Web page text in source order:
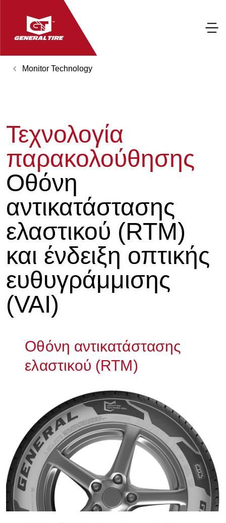
Monitor Technology
Τεχνολογία
παρακολούθησης
Οθόνη
αντικατάστασης
ελαστικού (RTM)
και ένδειξη οπτικής
ευθυγράμμισης
(VAI)
Οθόνη αντικατάστασης
ελαστικού (RTM)